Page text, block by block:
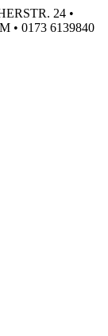
24 •
• 0173 6139840